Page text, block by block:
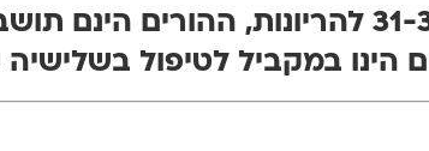
גרם, נולדו בשבועות 31-36 להריונות,
במקביל לטיפול בשלישיה